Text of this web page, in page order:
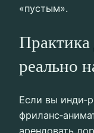
«пустым».
Практика
реально
Если вы